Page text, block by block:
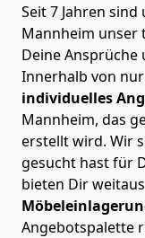
Seit 7 Jahren sind
Mannheim unser
Deine
Innerhalb von
individuelles
Mannheim, das
erstellt wird. Wir
gesucht hast für
bieten Dir
Angebotspalette